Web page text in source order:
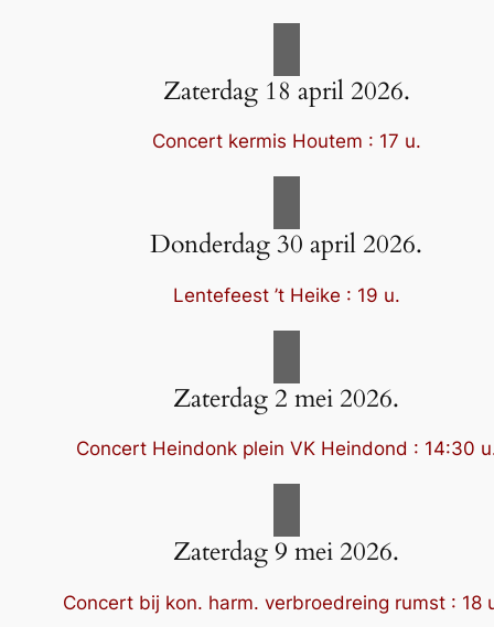
Zaterdag 18 april 2026.
Concert kermis Houtem : 17 u.
Donderdag 30 april 2026.
Lentefeest ’t Heike : 19 u.
Zaterdag 2 mei 2026.
Concert Heindonk plein VK Heindond : 14:30
Zaterdag 9 mei 2026.
Concert bij kon. harm. verbroedreing rumst : 18